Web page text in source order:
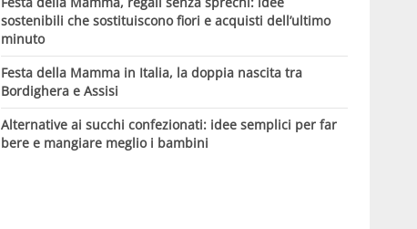
sostenibili che sostituiscono fiori e acquisti dell’ultimo
minuto
Festa della Mamma in Italia, la doppia nascita tra
Bordighera e Assisi
Alternative ai succhi confezionati: idee semplici per far
bere e mangiare meglio i bambini